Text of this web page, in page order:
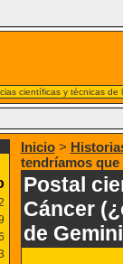
científicas y técnicas de
Inicio>
tendríamos
Postal
Cáncer
de